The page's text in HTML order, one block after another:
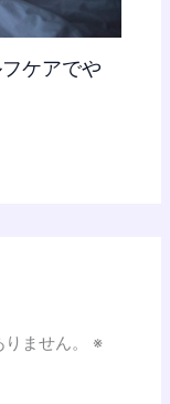
ケアでや
ません。
※